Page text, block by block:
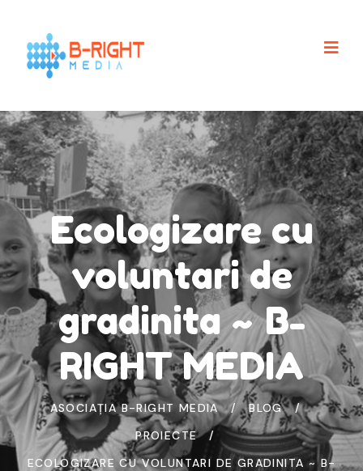
Ecologizare cu
voluntari de
gradinita ~ B-
RIGHT MEDIA
ASOCIAȚIA B-RIGHT MEDIA
BLOG
PROIECTE
ECOLOGIZARE CU VOLUNTARI DE GRADINITA ~ B-